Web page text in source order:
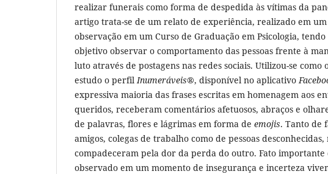
realizar funerais como forma de despedida às vítimas da
artigo trata-se de um relato de experiência, realizado em um
observação em um Curso de Graduação em Psicologia, tendo
objetivo observar o comportamento das pessoas frente à
luto através de postagens nas redes sociais. Utilizou-se como
estudo o perfilInumeráveis®, disponível no aplicativo
expressiva maioria das frases escritas em homenagem aos
queridos, receberam comentários afetuosos, abraços e
de palavras, flores e lágrimas em forma de emojis. Tanto de
amigos, colegas de trabalho como de pessoas desconhecidas,
compadeceram pela dor da perda do outro. Fato importante
observado em um momento de insegurança e incerteza